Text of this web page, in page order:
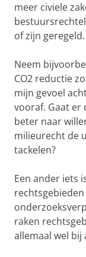
meer civiele
of zijn geregeld.
Neem
CO2 reductie
mijn gevoel
vooraf. Gaat er
beter naar
milieurecht de
tackelen?
Een ander iets
raken
allemaal wel bij